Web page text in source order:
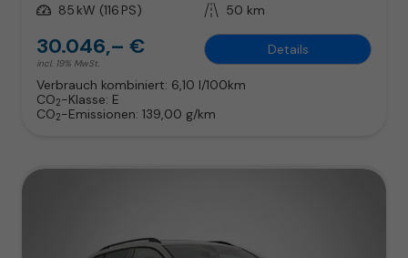
Leistung 85 kW (116 PS) Kilometerstand 50 km
30.046,– €
incl. 19% MwSt.
Details
Verbrauch kombiniert: 6,10 l/100km
CO2-Klasse: E
CO2-Emissionen: 139,00 g/km